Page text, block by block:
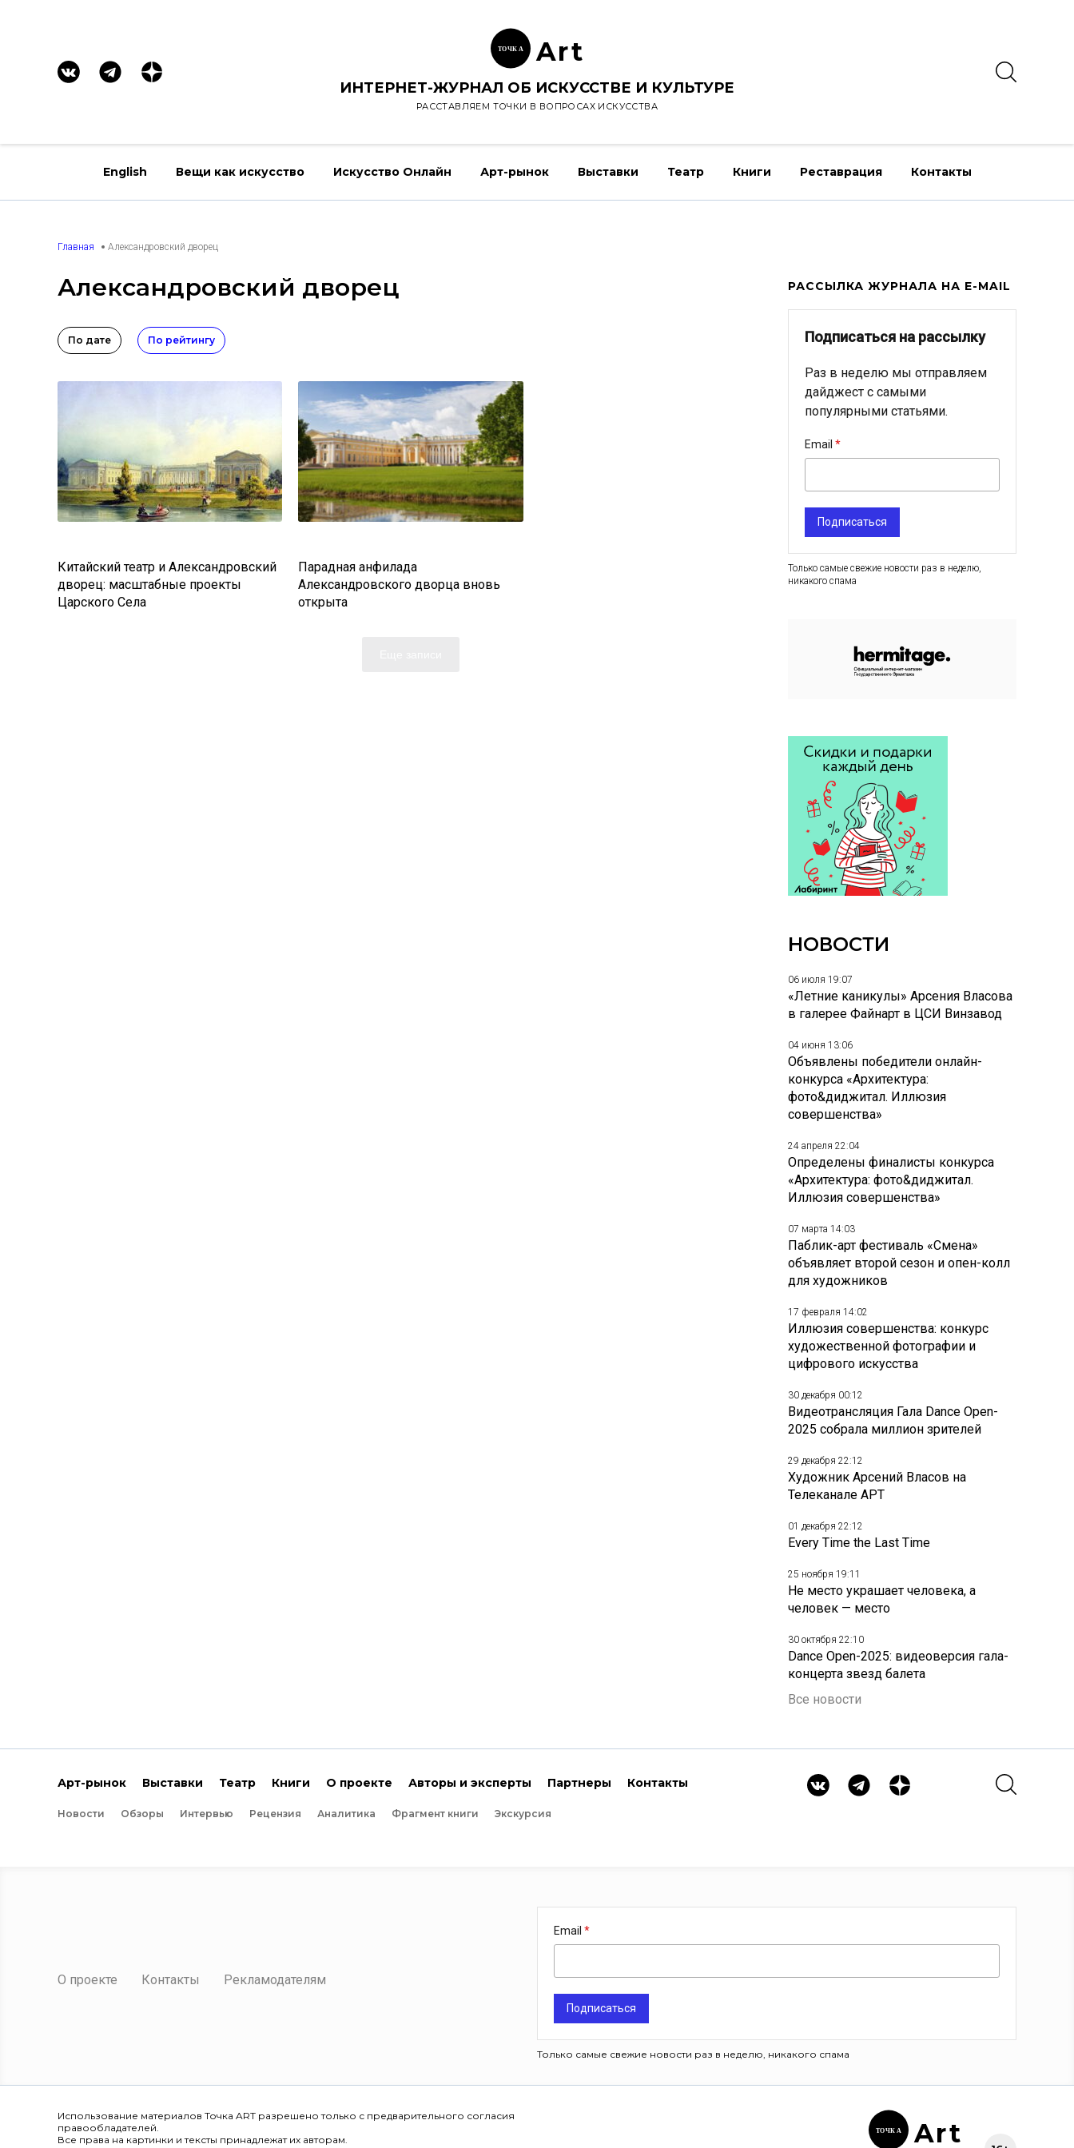
ТОЧК А Art
ИНТЕРНЕТ-ЖУРНАЛ ОБ ИСКУССТВЕ И КУЛЬТУРЕ
РАССТАВЛЯЕМ ТОЧКИ В ВОПРОСАХ ИСКУССТВА
English Вещи как искусство Искусство Онлайн Арт-рынок Выставки Театр Книги Реставрация Контакты
Главная Александровский дворец
Александровский дворец
По дате По рейтингу
Китайский театр и Александровский
дворец: масштабные проекты
Царского Села
Парадная анфилада
Александровского дворца вновь
открыта
РАССЫЛКА ЖУРНАЛА НА E-MAIL
Подписаться на рассылку
Раз в неделю мы отправляем
дайджест с самыми
популярными статьями.
Email
Подписаться
Только самые свежие новости раз в неделю,
никакого спама
НОВОСТИ
06 июля 19:07
«Летние каникулы» Арсения Власова
в галерее Файнарт в ЦСИ Винзавод
04 июня 13:06
Объявлены победители онлайн-
конкурса «Архитектура:
фото&диджитал. Иллюзия
совершенства»
24 апреля 22:04
Определены финалисты конкурса
«Архитектура: фото&диджитал.
Иллюзия совершенства»
07 марта 14:03
Паблик-арт фестиваль «Смена»
объявляет второй сезон и опен-колл
для художников
17 февраля 14:02
Иллюзия совершенства: конкурс
художественной фотографии и
цифрового искусства
30 декабря 00:12
Видеотрансляция Гала Dance Open-
2025 собрала миллион зрителей
29 декабря 22:12
Художник Арсений Власов на
Телеканале АРТ
01 декабря 22:12
Every Time the Last Time
25 ноября 19:11
Не место украшает человека, а
человек — место
30 октября 22:10
Dance Open-2025: видеоверсия гала-
концерта звезд балета
Все новости
Арт-рынок Выставки Театр Книги О проекте Авторы и эксперты Партнеры Контакты
Новости Обзоры Интервью Рецензия Аналитика Фрагмент книги Экскурсия
О проекте Контакты Рекламодателям
Email
Подписаться
Только самые свежие новости раз в неделю, никакого спама
Использование материалов Точка ART разрешено только с предварительного согласия
правообладателей.
Все права на картинки и тексты принадлежат их авторам.
ТОЧК А Art